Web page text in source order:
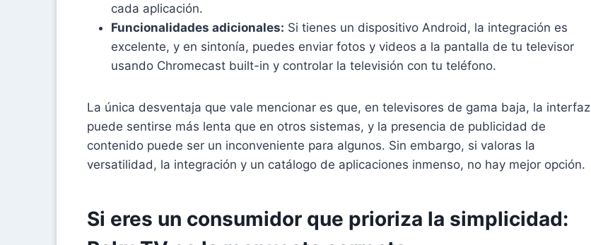
cada aplicación.
Funcionalidades adicionales: Si tienes un dispositivo Android, la integración es
excelente, y en sintonía, puedes enviar fotos y videos a la pantalla de tu televisor
usando Chromecast built-in y controlar la televisión con tu teléfono.
La única desventaja que vale mencionar es que, en televisores de gama baja, la interfaz
puede sentirse más lenta que en otros sistemas, y la presencia de publicidad de
contenido puede ser un inconveniente para algunos. Sin embargo, si valoras la
versatilidad, la integración y un catálogo de aplicaciones inmenso, no hay mejor opción.
Si eres un consumidor que prioriza la simplicidad: